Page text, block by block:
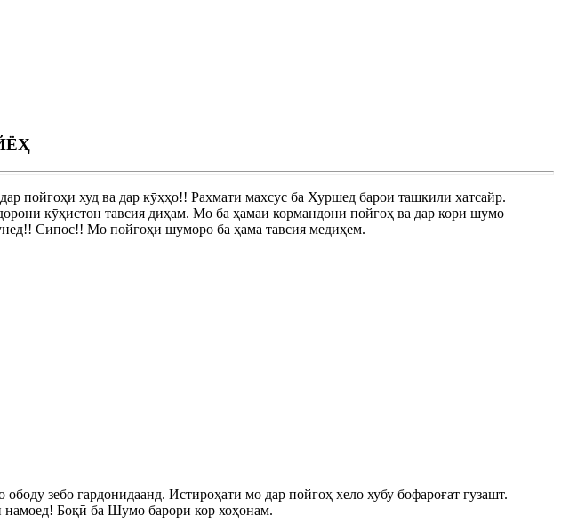
пойгоҳи худ ва дар кӯҳҳо!! Рахмати махсус ба Хуршед барои ташкили хатсайр.
кӯҳистон тавсия диҳам. Мо ба ҳамаи кормандони пойгоҳ ва дар кори шумо
Сипос!! Мо пойгоҳи шуморо ба ҳама тавсия медиҳем.
зебо гардонидаанд. Истироҳати мо дар пойгоҳ хело хубу бофароғат гузашт.
намоед! Боқӣ ба Шумо барори кор хоҳонам.